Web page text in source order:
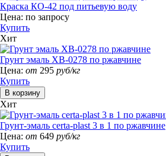
Краска КО-42 под питьевую воду
Цена: по запросу
Купить
Хит
Грунт эмаль ХВ-0278 по ржавчине
Цена: от 295 руб/кг
Купить
Хит
Грунт-эмаль certa-plast 3 в 1 по ржавчине
Цена: от 649 руб/кг
Купить